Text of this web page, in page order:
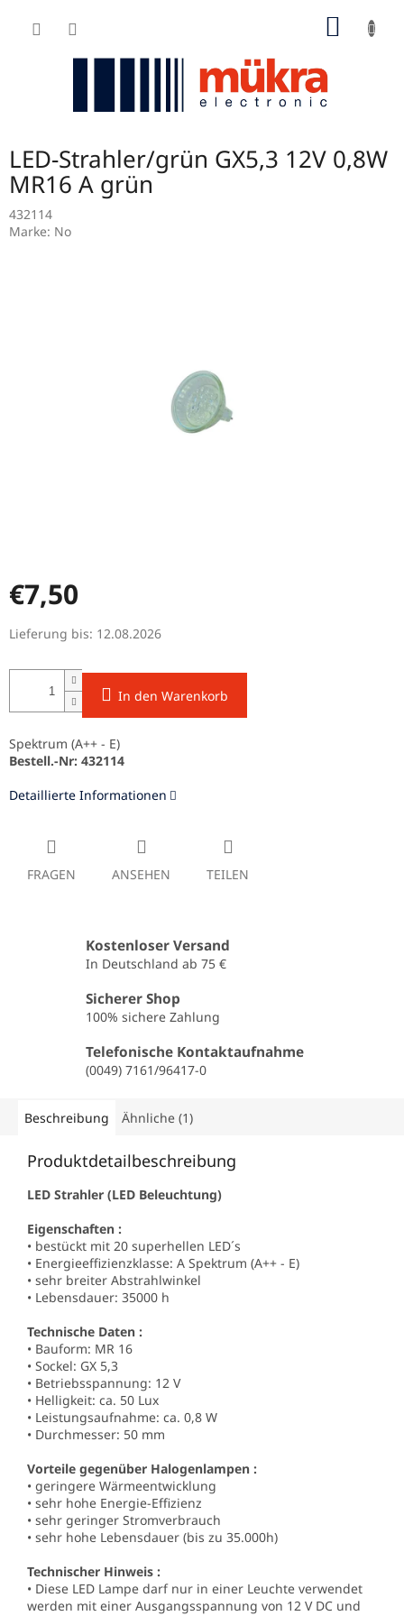
Inhalt
LED-Strahler/grün GX5,3 12V 0,8W
MR16 A grün
432114
Marke: No
€7,50
Verkaufspreis:
Lieferung bis: 12.08.2026
In den Warenkorb
Spektrum (A++ - E)
Bestell.-Nr: 432114
Detaillierte Informationen
FRAGEN ANSEHEN TEILEN
Kostenloser Versand
In Deutschland ab 75 €
Sicherer Shop
100% sichere Zahlung
Telefonische Kontaktaufnahme
(0049) 7161/96417-0
Beschreibung Ähnliche (1)
Produktdetailbeschreibung
LED Strahler (LED Beleuchtung)
Eigenschaften :
• bestückt mit 20 superhellen LED´s
• Energieeffizienzklasse: A Spektrum (A++ - E)
• sehr breiter Abstrahlwinkel
• Lebensdauer: 35000 h
Technische Daten :
• Bauform: MR 16
• Sockel: GX 5,3
• Betriebsspannung: 12 V
• Helligkeit: ca. 50 Lux
• Leistungsaufnahme: ca. 0,8 W
• Durchmesser: 50 mm
Vorteile gegenüber Halogenlampen :
• geringere Wärmeentwicklung
• sehr hohe Energie-Effizienz
• sehr geringer Stromverbrauch
• sehr hohe Lebensdauer (bis zu 35.000h)
Technischer Hinweis :
• Diese LED Lampe darf nur in einer Leuchte verwendet
werden mit einer Ausgangsspannung von 12 V DC und